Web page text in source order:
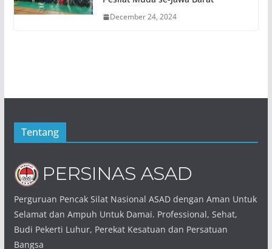
December 24, 2024
Tentang
Perguruan Pencak Silat Nasional ASAD dengan Aman Untuk
Selamat dan Ampuh Untuk Damai. Professional, Sehat,
Budi Pekerti Luhur, Perekat Kesatuan dan Persatuan
Bangsa